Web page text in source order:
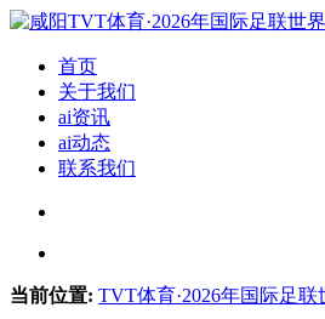
首页
关于我们
ai资讯
ai动态
联系我们
当前位置: TVT体育·2026年国际足联